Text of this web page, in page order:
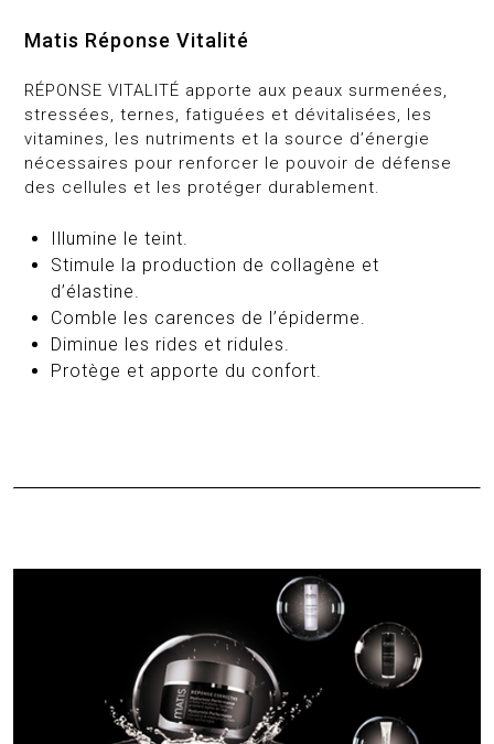
Matis Réponse Vitalité
RÉPONSE VITALITÉ apporte aux peaux surmenées,
stressées, ternes, fatiguées et dévitalisées, les
vitamines, les nutriments et la source d’énergie
nécessaires pour renforcer le pouvoir de défense
des cellules et les protéger durablement.
Illumine le teint.
Stimule la production de collagène et
d’élastine.
Comble les carences de l’épiderme.
Diminue les rides et ridules.
Protège et apporte du confort.